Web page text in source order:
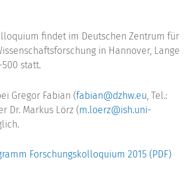
findet im Deutschen Zentrum für
in Hannover, Lange
500 statt.
Gregor Fabian (fabian@dzhw.eu, Tel.:
Dr. Markus Lörz (m.loerz@ish.uni-
Forschungskolloquium 2015 (PDF)